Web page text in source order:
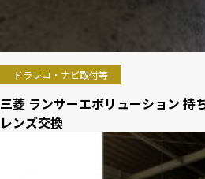
ドラレコ・ナビ取付等
三菱 ランサーエボリューション 持
レンズ交換